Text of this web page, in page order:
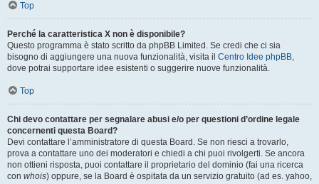
Top
Perché la caratteristica X non è disponibile?
Questo programma è stato scritto da phpBB Limited. Se credi che ci sia
bisogno di aggiungere una nuova funzionalità, visita il Centro Idee phpBB,
dove potrai supportare idee esistenti o suggerire nuove funzionalità.
Top
Chi devo contattare per segnalare abusi e/o per questioni d’ordine legale
concernenti questa Board?
Devi contattare l’amministratore di questa Board. Se non riesci a trovarlo,
prova a contattare uno dei moderatori e chiedi a chi puoi rivolgerti. Se ancora
non ottieni risposta, puoi contattare il proprietario del dominio (fai una ricerca
con whois) oppure, se la Board è ospitata da un servizio gratuito (ad es. yahoo,